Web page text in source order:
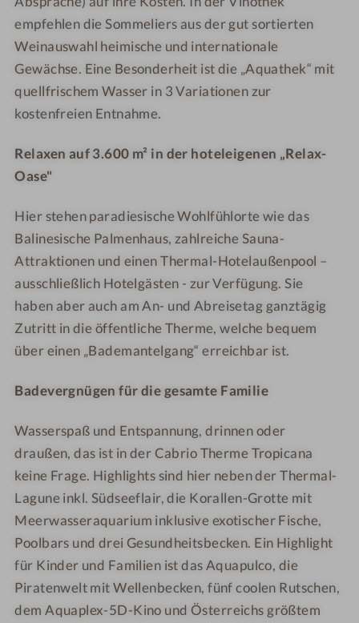
h
empfehlen die Sommeliers aus der gut sortierten
Weinauswahl heimische und internationale
Gewächse. Eine Besonderheit ist die „Aquathek“ mit
quellfrischem Wasser in 3 Variationen zur
kostenfreien Entnahme.
Relaxen auf 3.600 m² in der hoteleigenen „Relax-
Oase"
Hier stehen paradiesische Wohlfühlorte wie das
Balinesische Palmenhaus, zahlreiche Sauna-
Attraktionen und einen Thermal-Hotelaußenpool –
ausschließlich Hotelgästen - zur Verfügung. Sie
haben aber auch am An- und Abreisetag ganztägig
Zutritt in die öffentliche Therme, welche bequem
über einen „Bademantelgang“ erreichbar ist.
Badevergnügen für die gesamte Familie
Wasserspaß und Entspannung, drinnen oder
draußen, das ist in der Cabrio Therme Tropicana
keine Frage. Highlights sind hier neben der Thermal-
Lagune inkl. Südseeflair, die Korallen-Grotte mit
Meerwasseraquarium inklusive exotischer Fische,
Poolbars und drei Gesundheitsbecken. Ein Highlight
für Kinder und Familien ist das Aquapulco, die
Piratenwelt mit Wellenbecken, fünf coolen Rutschen,
dem Aquaplex-5D-Kino und Österreichs größtem